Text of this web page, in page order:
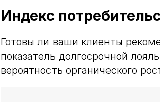
Индекс
Готовы ли ваши клиенты
показатель долгосрочной
вероятность органического